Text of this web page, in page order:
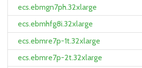
ecs.ebmgn7ph.32xlarge
ecs.ebmhfg8i.32xlarge
ecs.ebmre7p-1t.32xlarge
ecs.ebmre7p-2t.32xlarge